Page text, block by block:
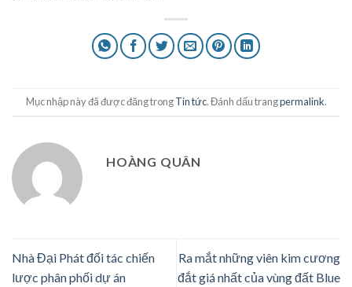
Mục nhập này đã được đăng trongTin tức. Đánh dấu trangpermalink.
HOÀNG QUÂN
Nhà Đại Phát đối tác chiến
lược phân phối dự án
Ra mắt những viên kim cương
đắt giá nhất của vùng đất Blue